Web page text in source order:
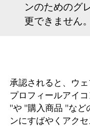
ンのためのグ
更できません。
承認されると、ウ
プロフィールアイ
"や "購入商品 "など
ンにすばやくアク